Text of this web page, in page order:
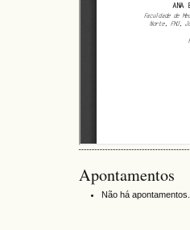
Apontamentos
Não há apontamentos.